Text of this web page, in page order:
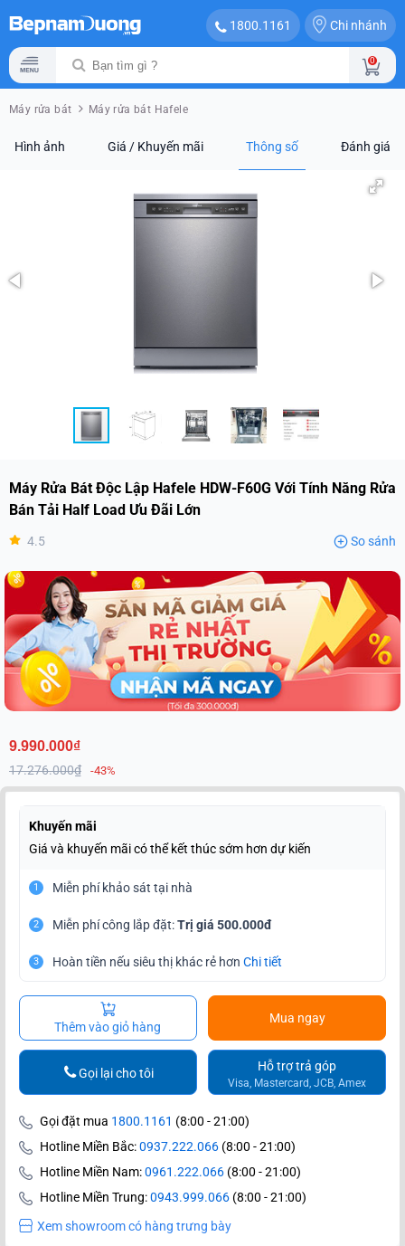
1800.1161 Chi nhánh
0
Máy rửa bát Máy rửa bát Hafele
Hình ảnh Giá / Khuyến mãi Thông số Đánh giá
Máy Rửa Bát Độc Lập Hafele HDW-F60G Với Tính Năng Rửa
Bán Tải Half Load Ưu Đãi Lớn
4.5 So sánh
9.990.000₫
17.276.000₫ -43%
Khuyến mãi
Giá và khuyến mãi có thể kết thúc sớm hơn dự kiến
1 Miễn phí khảo sát tại nhà
2 Miễn phí công lắp đặt:Trị giá 500.000đ
3 Hoàn tiền nếu siêu thị khác rẻ hơn Chi tiết
Thêm vào giỏ hàng
Mua ngay
Hỗ trợ trả góp
Visa, Mastercard, JCB, Amex
Gọi lại cho tôi
Gọi đặt mua 1800.1161 (8:00 - 21:00)
Hotline Miền Bắc:0937.222.066 (8:00 - 21:00)
Hotline Miền Nam:0961.222.066 (8:00 - 21:00)
Hotline Miền Trung:0943.999.066 (8:00 - 21:00)
Xem showroom có hàng trưng bày